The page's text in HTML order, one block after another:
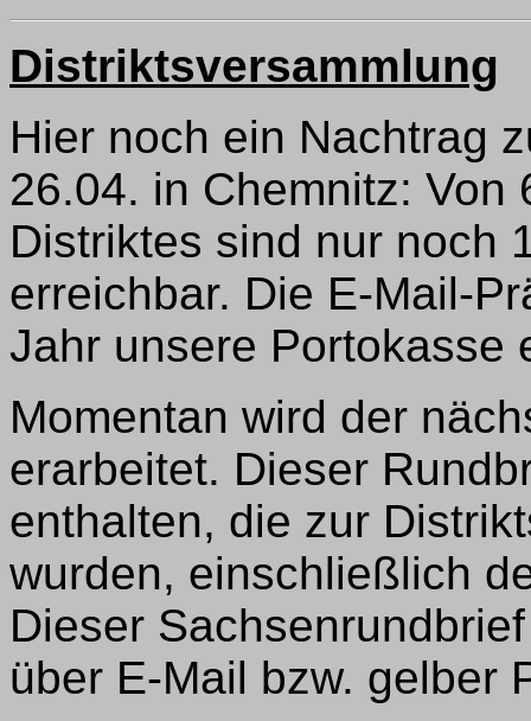
Distriktsversammlung
Hier noch ein Nachtrag
26.04. in Chemnitz: Von
Distriktes sind nur noch
erreichbar. Die E-Mail-
Jahr unsere Portokasse
Momentan wird der
erarbeitet. Dieser
enthalten, die zur
wurden, einschließlich
Dieser
über E-Mail bzw. gelber